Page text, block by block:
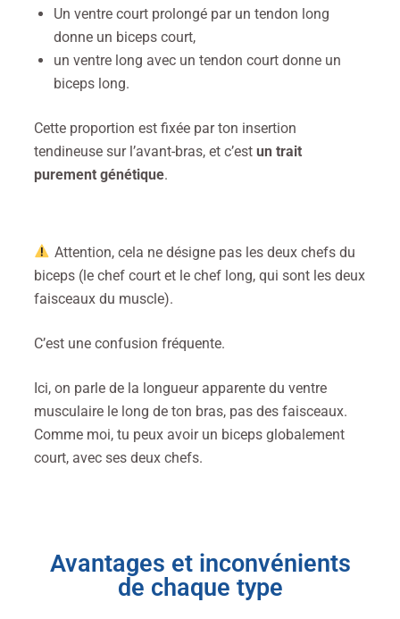
Un ventre court prolongé par un tendon long
donne un biceps court,
un ventre long avec un tendon court donne un
biceps long.
Cette proportion est fixée par ton insertion
tendineuse sur l’avant-bras, et c’est un trait
purement génétique.
Attention, cela ne désigne pas les deux chefs du
biceps (le chef court et le chef long, qui sont les deux
faisceaux du muscle).
C’est une confusion fréquente.
Ici, on parle de la longueur apparente du ventre
musculaire le long de ton bras, pas des faisceaux.
Comme moi, tu peux avoir un biceps globalement
court, avec ses deux chefs.
Avantages et inconvénients
de chaque type